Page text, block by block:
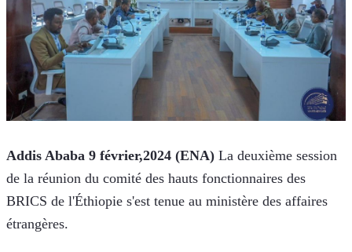
Addis Ababa 9 février,2024 (ENA) La deuxième session
de la réunion du comité des hauts fonctionnaires des
BRICS de l'Éthiopie s'est tenue au ministère des affaires
étrangères.